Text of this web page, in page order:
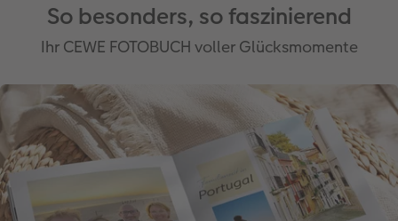
So besonders, so faszinierend
Ihr CEWE FOTOBUCH voller Glücksmomente